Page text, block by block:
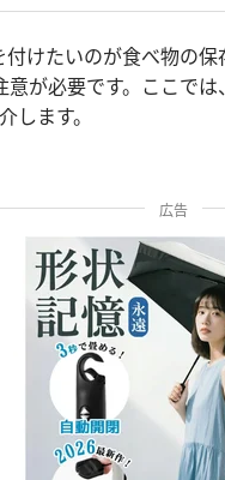
けたいのが食べ物の
が必要です。ここで
します。
広告